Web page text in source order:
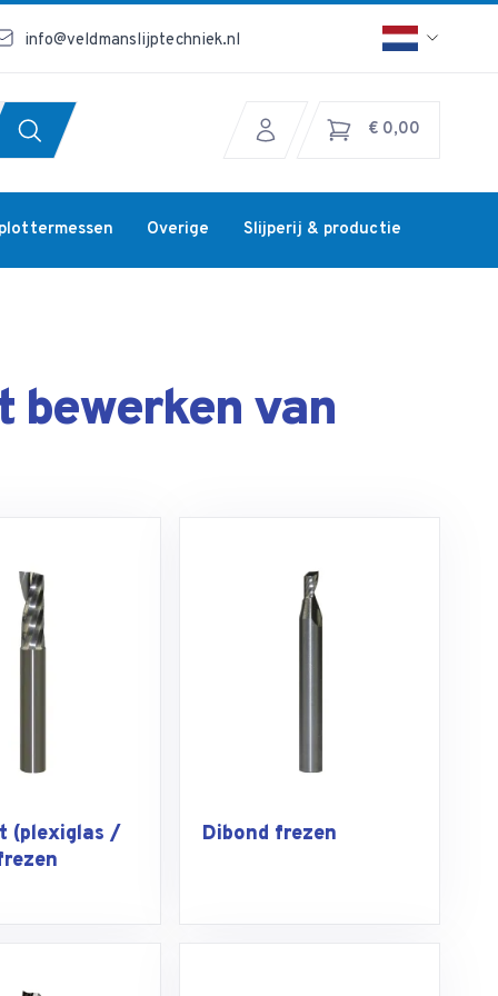
info@veldmanslijptechniek.nl
€ 0,00
Overige Slijperij & productie
bewerken van
(plexiglas /
Dibond frezen